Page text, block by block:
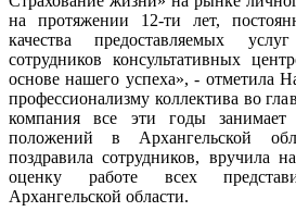
на протяжении 12-ти лет,
качества предоставляемых
сотрудников консультативных
основе нашего успеха», - отметила
профессионализму коллектива во
компания все эти годы
положений в Архангельской
поздравила сотрудников, вручила
оценку работе всех
Архангельской области.